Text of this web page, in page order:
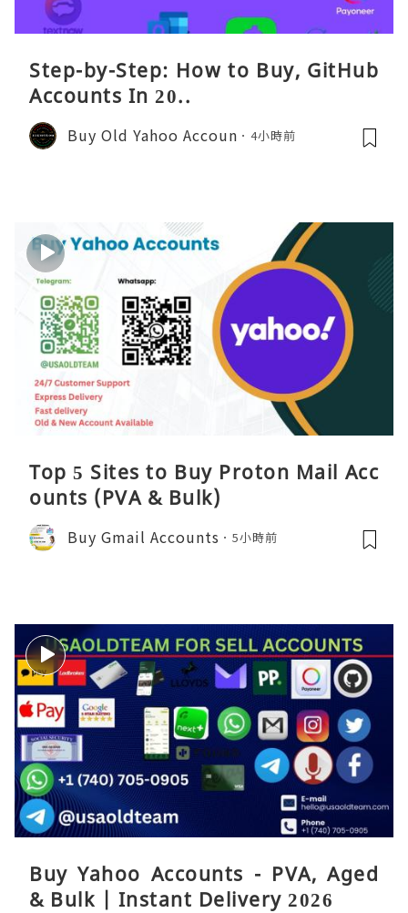
Step-by-Step: How to Buy, GitHub
Accounts In 20..
Buy Old Yahoo Accoun 4小時前
Top 5 Sites to Buy Proton Mail Acc
ounts (PVA & Bulk)
Buy Gmail Accounts 5小時前
Buy Yahoo Accounts - PVA, Aged
& Bulk | Instant Delivery 2026